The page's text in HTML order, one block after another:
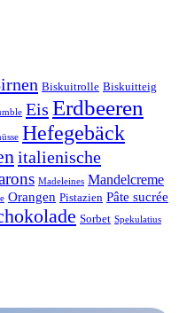
Biskuitrolle Biskuitteig
Eis Erdbeeren
Hefegebäck
italienische
Madeleines Mandelcreme
Orangen Pistazien Pâte sucrée
Sorbet Spekulatius